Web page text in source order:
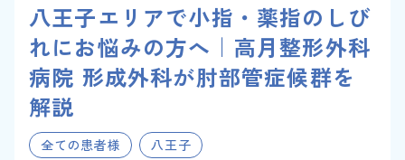
八王子エリアで小指・薬指のしび
れにお悩みの方へ｜高月整形外科
病院 形成外科が肘部管症候群を
解説
全ての患者様 八王子